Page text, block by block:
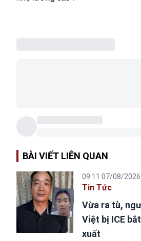
BÀI VIẾT LIÊN QUAN
09:11 07/08/2026
Tin Tức
Vừa ra tù,
Việt bị ICE
xuất